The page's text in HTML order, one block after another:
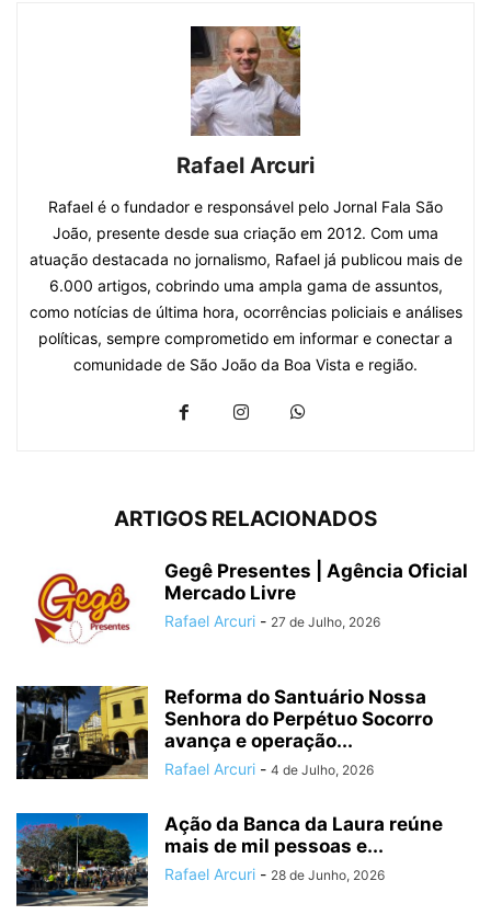
Rafael Arcuri
Rafael é o fundador e responsável pelo Jornal Fala São
João, presente desde sua criação em 2012. Com uma
atuação destacada no jornalismo, Rafael já publicou mais de
6.000 artigos, cobrindo uma ampla gama de assuntos,
como notícias de última hora, ocorrências policiais e análises
políticas, sempre comprometido em informar e conectar a
comunidade de São João da Boa Vista e região.
ARTIGOS RELACIONADOS
Gegê Presentes | Agência Oficial
Mercado Livre
Rafael Arcuri - 27 de Julho, 2026
Reforma do Santuário Nossa
Senhora do Perpétuo Socorro
avança e operação...
Rafael Arcuri - 4 de Julho, 2026
Ação da Banca da Laura reúne
mais de mil pessoas e...
Rafael Arcuri - 28 de Junho, 2026